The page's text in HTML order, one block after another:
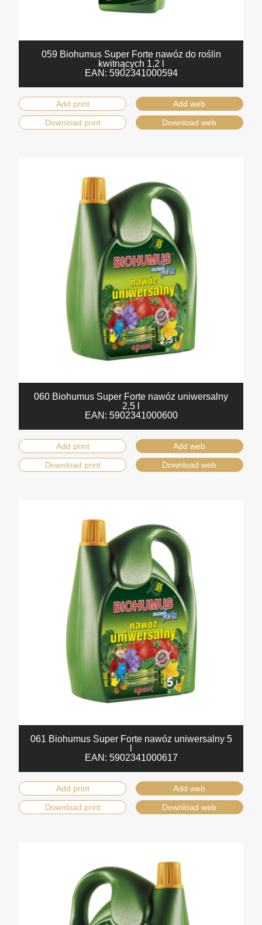
059 Biohumus Super Forte nawóz do roślin
kwitnących 1,2 l
EAN: 5902341000594
Add print
Add web
Download print
Download web
060 Biohumus Super Forte nawóz uniwersalny
2,5 l
EAN: 5902341000600
Add print
Add web
Download print
Download web
061 Biohumus Super Forte nawóz uniwersalny 5
EAN: 5902341000617
Add print
Add web
Download print
Download web